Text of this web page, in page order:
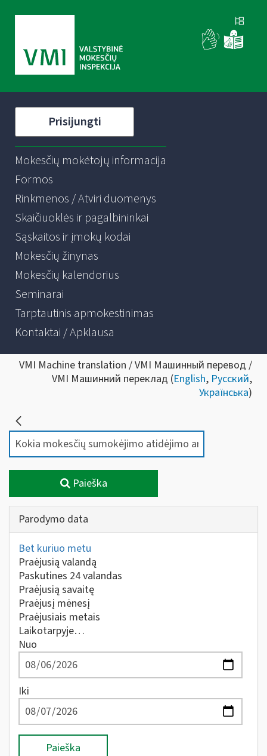
Prisijungti
Mokesčių mokėtojų informacija
Formos
Rinkmenos / Atviri duomenys
Skaičiuoklės ir pagalbininkai
Sąskaitos ir įmokų kodai
Mokesčių žinynas
Mokesčių kalendorius
Seminarai
Tarptautinis apmokestinimas
Kontaktai / Apklausa
VMI Machine translation / VMI Машинный перевод /
VMI Машинний переклад (English, Русский,
Українська)
Paieška
Parodymo data
Bet kuriuo metu
Praėjusią valandą
Paskutines 24 valandas
Praėjusią savaitę
Praėjusį mėnesį
Praėjusiais metais
Laikotarpyje…
Nuo
Iki
Paieška